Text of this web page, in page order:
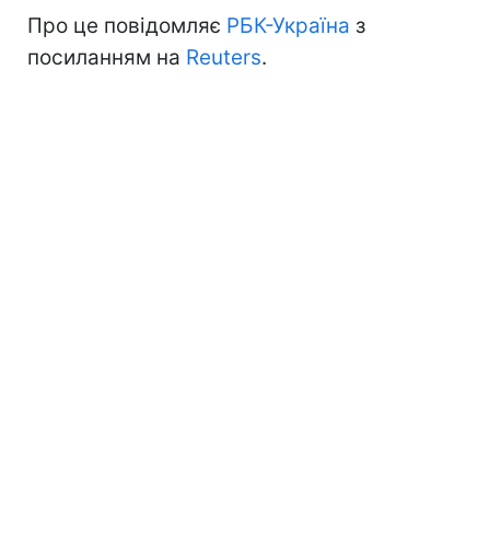
Про це повідомляє РБК-Україна з
посиланням на Reuters.